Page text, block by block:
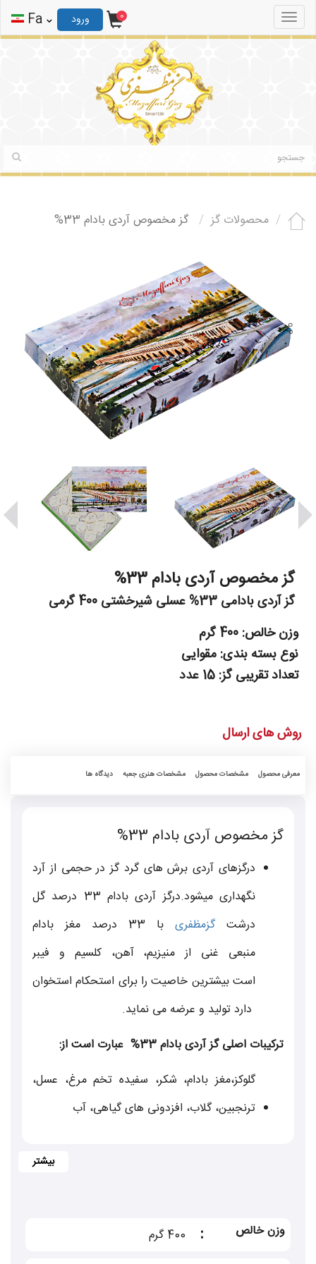
ورود ثبت نام
Toggle
navigation
0 ورود Fa
محصولات گز گز مخصوص آردی بادام 33%
گز مخصوص آردی بادام 33%
گز آردی بادامی 33% عسلی شیرخشتی 400 گرمی
وزن خالص: 400 گرم
نوع بسته بندی: مقوایی
تعداد تقریبی گز: 15 عدد
روش های ارسال
معرفی محصول مشخصات محصول مشخصات هنری جعبه دیدگاه ها
گز مخصوص آردی بادام 33%
درگزهای آردی برش های گرد گز در حجمی از آرد
نگهداری میشود.درگز آردی بادام 33 درصد گل
درشتگزمظفری
با 33 درصد مغز بادام
منبعی غنی از منیزیم، آهن، کلسیم و فیبر
است بیشترین خاصیت را برای استحکام استخوان
دارد تولید و عرضه می نماید.
ترکیبات اصلی گز آردیبادام 33% عبارت است از:
گلوکز،مغز بادام، شکر، سفیده تخم مرغ، عسل،
ترنجبین، گلاب، افزدونی های گیاهی، آب
شاخص ترین نماد هنر شیرینی سازی شهر
می رود . از انواع گز اصفهان می توان به
وزن خالص :
400 گرم